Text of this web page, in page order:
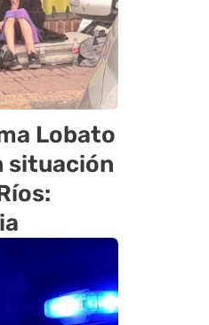
Lobato
situación